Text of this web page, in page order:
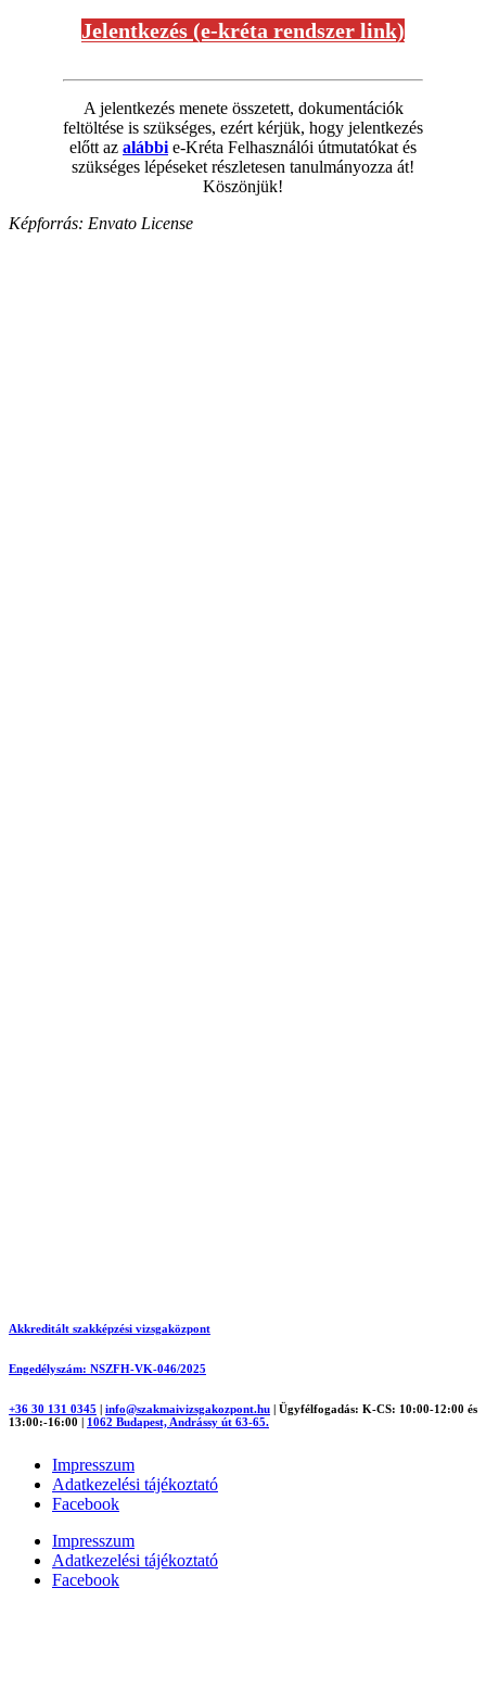
Jelentkezés (e-kréta rendszer link)
A jelentkezés menete összetett, dokumentációk
feltöltése is szükséges, ezért kérjük, hogy jelentkezés
előtt az alábbi e-Kréta Felhasználói útmutatókat és
szükséges lépéseket részletesen tanulmányozza át!
Köszönjük!
Képforrás: Envato License
Akkreditált szakképzési vizsgaközpont
Engedélyszám: NSZFH-VK-046/2025
+36 30 131 0345 info@szakmaivizsgakozpont.hu
Ügyfélfogadás: K-CS: 10:00-12:00 és
13:00:-16:00
1062 Budapest, Andrássy út 63-65.
Impresszum
Adatkezelési tájékoztató
Facebook
Impresszum
Adatkezelési tájékoztató
Facebook